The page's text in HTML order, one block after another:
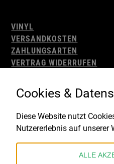
VINYL
VERSANDKOSTEN
ZAHLUNGSARTEN
VERTRAG WIDERRUFEN
WIDERRUFSBELEHRUNG
IMPRESSUM
Gefördert durch:
Cookies &
Diese Website nutzt
Nutzererlebnis auf unserer
ALLE